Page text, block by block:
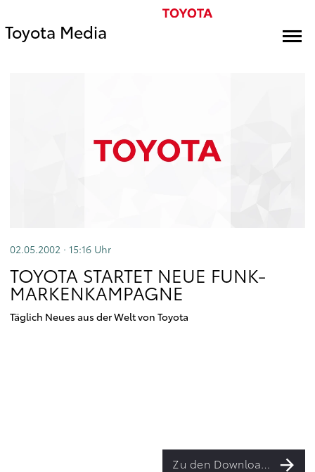
Toyota Media
02.05.2002 · 15:16 Uhr
TOYOTA STARTET NEUE FUNK-
MARKENKAMPAGNE
Täglich Neues aus der Welt von Toyota
Zu den Downloads